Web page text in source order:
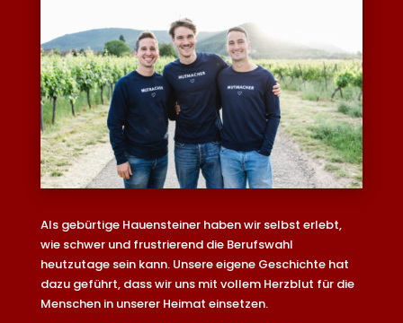
Als gebürtige Hauensteiner haben wir selbst erlebt,
wie schwer und frustrierend die Berufswahl
heutzutage sein kann. Unsere eigene Geschichte hat
dazu geführt, dass wir uns mit vollem Herzblut für die
Menschen in unserer Heimat einsetzen.